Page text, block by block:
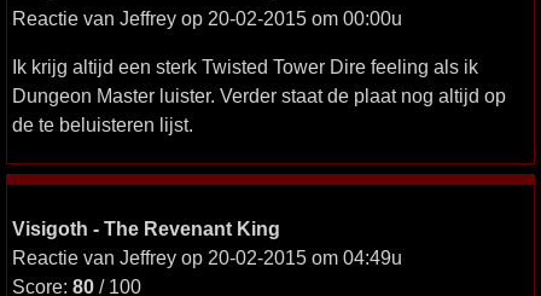
Reactie van Jeffrey op 20-02-2015 om 00:00u
Ik krijg altijd een sterk Twisted Tower Dire feeling als ik
Dungeon Master luister. Verder staat de plaat nog altijd op
de te beluisteren lijst.
Visigoth - The Revenant King
Reactie van Jeffrey op 20-02-2015 om 04:49u
Score: 80 / 100